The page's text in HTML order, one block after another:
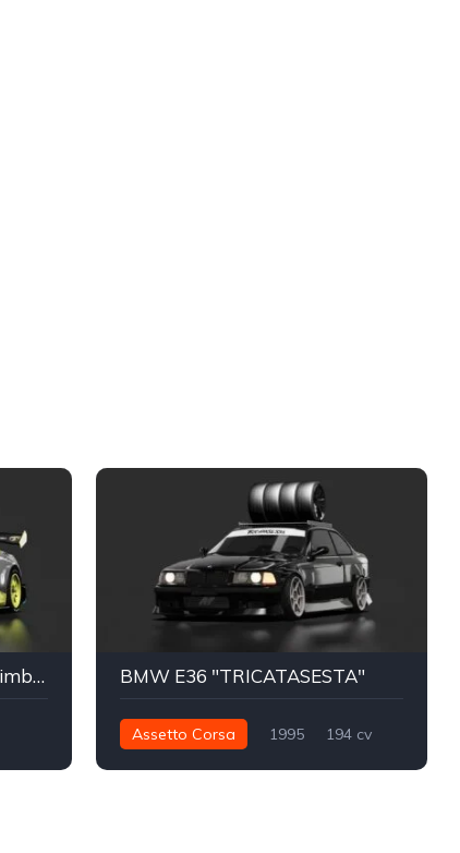
Lamborghini Huracan Hillclimb DJL BMW E36 "TRICATASESTA"
Assetto Corsa 1995
194 cv